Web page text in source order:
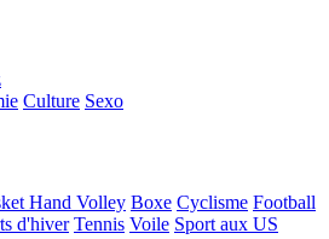
Culture Sexo
Hand Volley Boxe Cyclisme Football
d'hiver Tennis Voile Sport aux US